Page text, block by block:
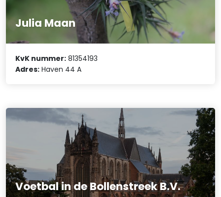
Julia Maan
KvK nummer: 81354193
Adres: Haven 44 A
Voetbal in de Bollenstreek B.V.